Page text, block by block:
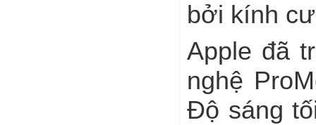
bởi kính
Apple đã
nghệ
Độ sáng